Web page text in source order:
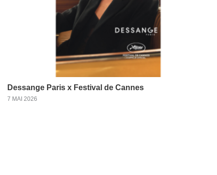
Dessange Paris x Festival de Cannes
7 MAI 2026